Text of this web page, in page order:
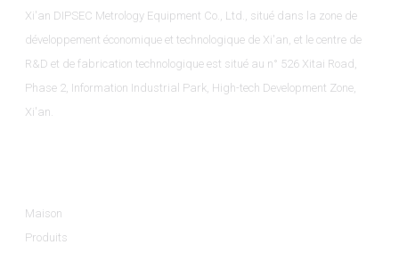
Xi'an DIPSEC Metrology Equipment Co., Ltd., situé dans la zone de
développement économique et technologique de Xi'an, et le centre de
R&D et de fabrication technologique est situé au n° 526 Xitai Road,
Phase 2, Information Industrial Park, High-tech Development Zone,
Xi'an.
Maison
Produits